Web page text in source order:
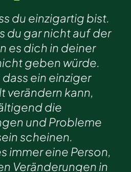
du einzigartig bist.
du gar nicht auf der
es dich in deiner
geben würde.
ein einziger
verändern kann,
die
und Probleme
scheinen.
immer eine Person,
Veränderungen in